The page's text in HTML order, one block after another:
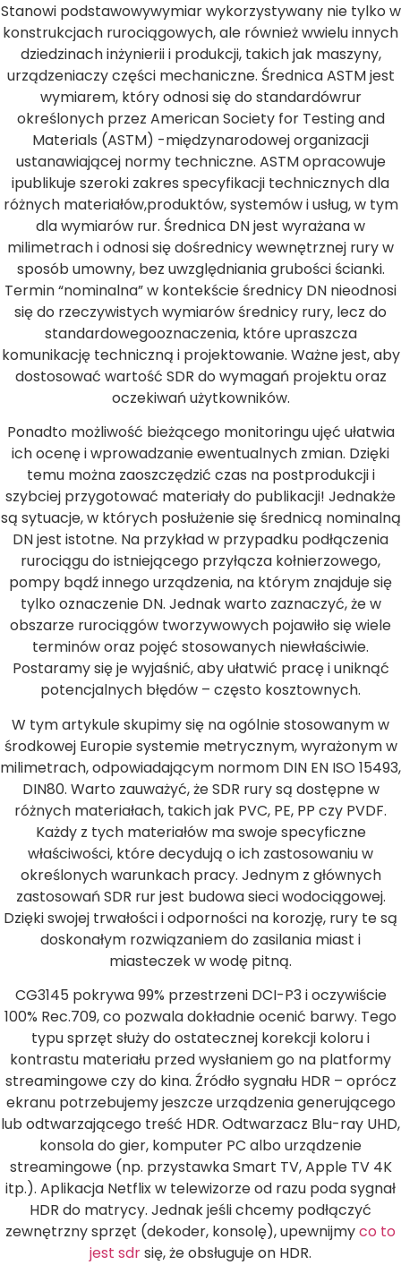
Stanowi podstawowywymiar wykorzystywany nie tylko w
konstrukcjach rurociągowych, ale również wwielu innych
dziedzinach inżynierii i produkcji, takich jak maszyny,
urządzeniaczy części mechaniczne. Średnica ASTM jest
wymiarem, który odnosi się do standardówrur
określonych przez American Society for Testing and
Materials (ASTM) -międzynarodowej organizacji
ustanawiającej normy techniczne. ASTM opracowuje
ipublikuje szeroki zakres specyfikacji technicznych dla
różnych materiałów,produktów, systemów i usług, w tym
dla wymiarów rur. Średnica DN jest wyrażana w
milimetrach i odnosi się dośrednicy wewnętrznej rury w
sposób umowny, bez uwzględniania grubości ścianki.
Termin “nominalna” w kontekście średnicy DN nieodnosi
się do rzeczywistych wymiarów średnicy rury, lecz do
standardowegooznaczenia, które upraszcza
komunikację techniczną i projektowanie. Ważne jest, aby
dostosować wartość SDR do wymagań projektu oraz
oczekiwań użytkowników.
Ponadto możliwość bieżącego monitoringu ujęć ułatwia
ich ocenę i wprowadzanie ewentualnych zmian. Dzięki
temu można zaoszczędzić czas na postprodukcji i
szybciej przygotować materiały do publikacji! Jednakże
są sytuacje, w których posłużenie się średnicą nominalną
DN jest istotne. Na przykład w przypadku podłączenia
rurociągu do istniejącego przyłącza kołnierzowego,
pompy bądź innego urządzenia, na którym znajduje się
tylko oznaczenie DN. Jednak warto zaznaczyć, że w
obszarze rurociągów tworzywowych pojawiło się wiele
terminów oraz pojęć stosowanych niewłaściwie.
Postaramy się je wyjaśnić, aby ułatwić pracę i uniknąć
potencjalnych błędów – często kosztownych.
W tym artykule skupimy się na ogólnie stosowanym w
środkowej Europie systemie metrycznym, wyrażonym w
milimetrach, odpowiadającym normom DIN EN ISO 15493,
DIN80. Warto zauważyć, że SDR rury są dostępne w
różnych materiałach, takich jak PVC, PE, PP czy PVDF.
Każdy z tych materiałów ma swoje specyficzne
właściwości, które decydują o ich zastosowaniu w
określonych warunkach pracy. Jednym z głównych
zastosowań SDR rur jest budowa sieci wodociągowej.
Dzięki swojej trwałości i odporności na korozję, rury te są
doskonałym rozwiązaniem do zasilania miast i
miasteczek w wodę pitną.
CG3145 pokrywa 99% przestrzeni DCI-P3 i oczywiście
100% Rec.709, co pozwala dokładnie ocenić barwy. Tego
typu sprzęt służy do ostatecznej korekcji koloru i
kontrastu materiału przed wysłaniem go na platformy
streamingowe czy do kina. Źródło sygnału HDR – oprócz
ekranu potrzebujemy jeszcze urządzenia generującego
lub odtwarzającego treść HDR. Odtwarzacz Blu-ray UHD,
konsola do gier, komputer PC albo urządzenie
streamingowe (np. przystawka Smart TV, Apple TV 4K
itp.). Aplikacja Netflix w telewizorze od razu poda sygnał
HDR do matrycy. Jednak jeśli chcemy podłączyć
zewnętrzny sprzęt (dekoder, konsolę), upewnijmyco to
jest sdrsię, że obsługuje on HDR.